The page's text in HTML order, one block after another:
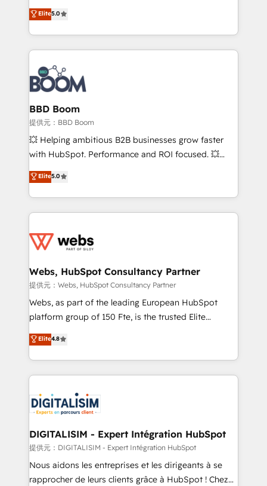
stratégies d'acquisition marketing (SEO, SEA,
inbound, automatisation marketing, ABM, IA,
emailing) Informations clés : - 10 ans d'expérience -
100+ intégrations CRM HubSpot réussies - 40
experts conseil - 150 certifications HubSpot
cumulées
Vonazon turns marketing complexity into
measurable, scalable growth. From onboarding to
enterprise-grade campaigns, our in-house team
builds scalable strategies that drive long-term
revenue. ⚙️ HubSpot Integration & Optimization •
Seamless CRM, CMS, and automation setup •
Complex platform migrations and data cleanups •
Custom APIs and third-party integrations 📈 End-to-
End Revenue Acceleration • Lifecycle marketing and
pipeline growth programs • Sales enablement tools
and CRM optimization • Retention strategies with
Execution • 750+ onboardings and 2,000+
implementations • Deep expertise across marketing,
Elite5.0
BBD Boom
提供元：BBD Boom
💥 Helping ambitious B2B businesses grow faster
with HubSpot. Performance and ROI focused. 💥
BBD Boom is the HubSpot partner that can help you
to HubSpot Better. We work with your teams to
solve all your HubSpot challenges and improve user
adoption, sales process and marketing results.
the first time 🔧 Designing and optimising your
and build using HubSpot 🔌 Integrating HubSpot
with other systems 🎓 Training your teams to be
HubSpot pros 📊 Lead generation services using
HubSpot Why us? - SIX HubSpot Accreditations -
CRM, Solutions Architecture, Onboarding , Data
Migration, Custom Integration & Platform
team of 25+ experts Contact us today to help you
get more from your investment in HubSpot.
Elite5.0
Webs, HubSpot Consultancy Partner
提供元：Webs, HubSpot Consultancy Partner
Webs, as part of the leading European HubSpot
platform group of 150 Fte, is the trusted Elite
HubSpot CRM Partner offering you a roadmap on
maximizing EBITDA and achieving Commercial
Excellence. With our targeted processes, we
strengthen your digital transformation and minimize
Implementation partner, we provide expertise to
drive your business forward. Since 2015 we are fully
dedicated to HubSpot and with an experienced
team (50+), we work with reputable companies in
B2B sectors such as manufacturing, SaaS and
business services. We prepare a customized
Elite4.8
DIGITALISIM - Expert Intégration HubSpot
提供元：DIGITALISIM - Expert Intégration HubSpot
Nous aidons les entreprises et les dirigeants à se
rapprocher de leurs clients grâce à HubSpot ! Chez